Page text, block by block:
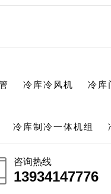
冷库冷风机 冷库
冷库制冷一体机组
咨询热线
13934147776
13934147776